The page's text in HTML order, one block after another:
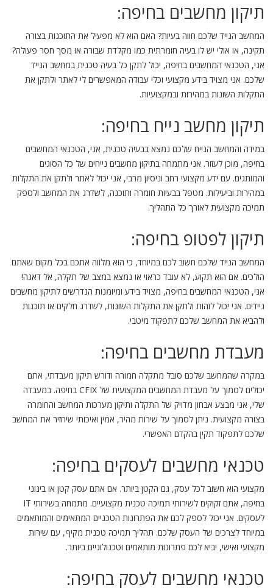
תיקון מחשבים בחיפה:
המחשב הנייד שלכם חווה בעיות? האם הוא לא מפעיל את התוכנות בצורה
תקינה, או אולי יש לו בעיה חומרתית כמו מקלדת שבורה או מסך חסר פעולה?
אני, הטכנאי המחשבים בחיפה, יכול לתקן כל בעיה טכנית במחשב הנייד
שלכם. אני מצויד בידע מקצועי וכלי עבודה המאפשרים לי לאתר ולתקן את
התקלות השונות במהירות ובמקצועיות.
תיקון מחשב נייח בחיפה:
במידה והמחשב הנייח שלכם נמצא בבעיה טכנית, אני, הטכנאי המחשבים
בחיפה, מוכן לעזור. אני מתמחה בתיקון מחשבים נייחים של כל הסוגים
והמותגים. עם ידע מקצועי רחב וניסיון מרבי, אני יכול לאתר ולתקן את התקלות
במהירות וביעילות. מטפל בבעיות חומרה ותוכנה, לשדרג את המחשב ולספק
תמיכה מקצועית לאורך כל התהליך.
תיקון לפטופ בחיפה:
המחשב הנייד שלכם חשוב לכם במיוחד, כי הוא מלווה אתכם בכל מקום שאתם
הולכים. אם הוא תקוע, לא עובד כראוי או נמצא במצב של תקלה, אל דאגה!
אני, הטכנאי המחשבים בחיפה, מצויד בידע ומיומנות הנדרשים לתיקון מחשבים
ניידים. אני יכול לזהות ולתקן את התקלות השונות, לשדרג חלקים או תוכנות
ולהביא את המחשב שלכם לתפקוד מיטבי.
מעבדת מחשבים בחיפה:
במקרה שהמחשב שלכם סובל מתקלה חמורה ודורש תיקון מעבדתי, אתם
יכולים לסמוך על מעבדת המחשבים המקצועית של CFIX בחיפה. במעבדה
שלי, אני מבצע אבחון מדויק של התקלה ותיקון מערכות המחשב והחומרה
בצורה מקצועית. ניתן לסמוך על שירות מהיר, אמין ואיכותי שיחזיר את המחשב
שלכם לתפקוד תקין בהקדם האפשרי.
טכנאי מחשבים לעסקים בחיפה:
מקצועי הוא חשוב לכל עסק, גם הקטן ביותר. אם אתם עסק קטן או בינוני
בחיפה, אתם זקוקים לשירותי תמיכה טכנית מקצועיים. מתמחה בשירותי IT
לעסקים. אני יכול לספק לכם את הפתרונות הטכניים המתאימים והמותאמים
במיוחד לצרכים של העסק שלכם. תהליך תמיכה טכנית מקיף, עם שירות
מקצועי ואישי, יביא לכם פתרונות מותאמים וטכנולוגיים ביותר.
טכנאי מחשבים לעסק בחיפה: